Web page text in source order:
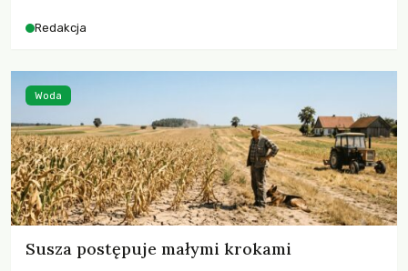
niezwykle korzystne rozwiązania dla przyrody i zwierząt,
funkcjonowania łowiectwa w Polsce.
Redakcja
Susza postępuje małymi krokami
Woda